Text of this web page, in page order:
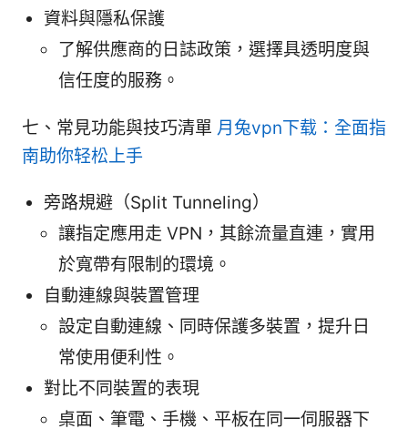
資料與隱私保護
了解供應商的日誌政策，選擇具透明度與
信任度的服務。
七、常見功能與技巧清單 月兔vpn下载：全面指
南助你轻松上手
旁路規避（Split Tunneling）
讓指定應用走 VPN，其餘流量直連，實用
於寬帶有限制的環境。
自動連線與裝置管理
設定自動連線、同時保護多裝置，提升日
常使用便利性。
對比不同裝置的表現
桌面、筆電、手機、平板在同一伺服器下